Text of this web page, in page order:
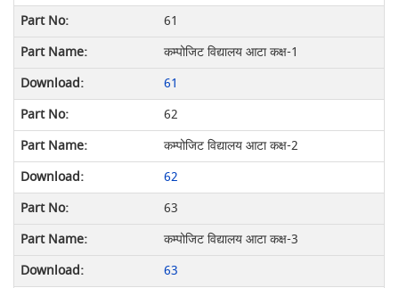
61
कम्पोजिट विद्यालय आटा कक्ष-1
61
62
कम्पोजिट विद्यालय आटा कक्ष-2
62
63
कम्पोजिट विद्यालय आटा कक्ष-3
63